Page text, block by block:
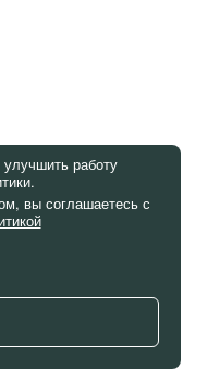
работу
вы соглашаетесь с